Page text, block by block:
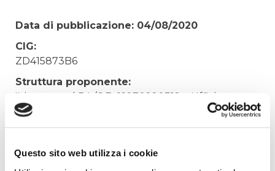
Questo sito web utilizza i cookie
Data di pubblicazione: 04/08/2020
CIG:
ZD415873B6
Struttura proponente:
'Irisacqua srl P.I./C.F. 01070220312. - Ufficio
Tecnico
Oggetto:
SMALTIMENTO MATERIALI VARI MAGAZZINO
RONCHI DEI LEGIONARI